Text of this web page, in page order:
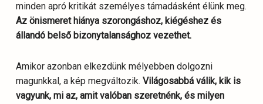
minden apró kritikát személyes támadásként élünk meg.
Az önismeret hiánya szorongáshoz, kiégéshez és
állandó belső bizonytalansághoz vezethet.
Amikor azonban elkezdünk mélyebben dolgozni
magunkkal, a kép megváltozik. Világosabbá válik, kik is
vagyunk, mi az, amit valóban szeretnénk, és milyen